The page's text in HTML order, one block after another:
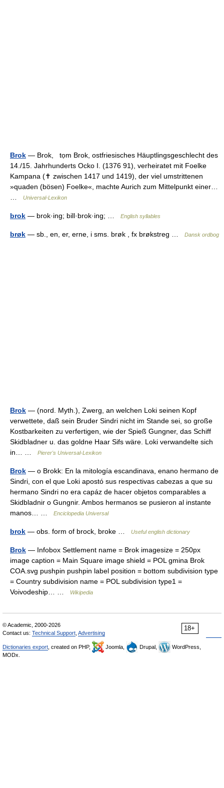
Brok — Brok, tọm Brok, ostfriesisches Häuptlingsgeschlecht des
14./15. Jahrhunderts Ocko I. (1376 91), verheiratet mit Foelke
Kampana (✝ zwischen 1417 und 1419), der viel umstrittenen
»quaden (bösen) Foelke«, machte Aurich zum Mittelpunkt einer…
Universal-Lexikon
brok — brok·ing; bill·brok·ing; … English syllables
brøk — sb., en, er, erne, i sms. brøk , fx brøkstreg … Dansk ordbog
Brok — (nord. Myth.), Zwerg, an welchen Loki seinen Kopf
verwettete, daß sein Bruder Sindri nicht im Stande sei, so große
Kostbarkeiten zu verfertigen, wie der Spieß Gungner, das Schiff
Skidbladner u. das goldne Haar Sifs wäre. Loki verwandelte sich
in… …
Pierer's Universal-Lexikon
Brok — o Brokk: En la mitología escandinava, enano hermano de
Sindri, con el que Loki apostó sus respectivas cabezas a que su
hermano Sindri no era capáz de hacer objetos comparables a
Skidbladnir o Gungnir. Ambos hermanos se pusieron al instante
manos… …
Enciclopedia Universal
brok — obs. form of brock, broke … Useful english dictionary
Brok — Infobox Settlement name = Brok imagesize = 250px
image caption = Main Square image shield = POL gmina Brok
COA.svg pushpin pushpin label position = bottom subdivision type
= Country subdivision name = POL subdivision type1 =
Voivodeship… …
Wikipedia
18+
© Academic, 2000-2026
Contact us: Technical Support Advertising
Dictionaries export , created on PHP, Joomla, Drupal,
WordPress,
MODx.